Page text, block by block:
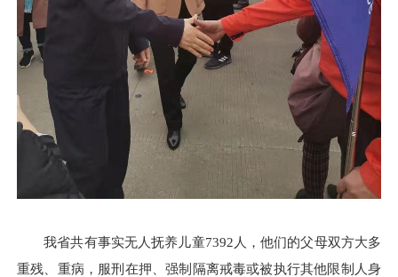
我省共有事实无人抚养儿童7392人，他们的父母双方大多
重残、重病，服刑在押、强制隔离戒毒或被执行其他限制人身